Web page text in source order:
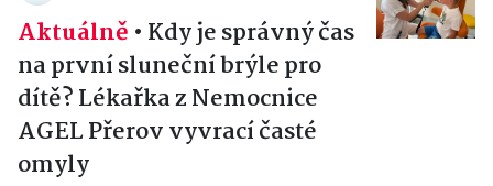
Aktuálně • Kdy je správný čas
na první sluneční brýle pro
dítě? Lékařka z Nemocnice
AGEL Přerov vyvrací časté
omyly